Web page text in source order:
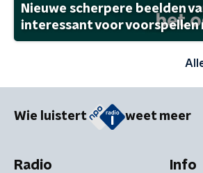
Nieuwe scherpere beelden
interessant voor
Wie luistert weet meer
Radio Info